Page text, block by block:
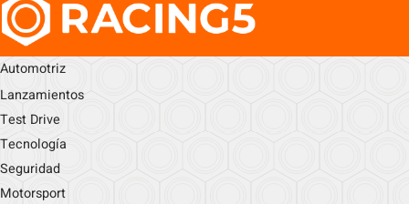
Automotriz
Lanzamientos
Test Drive
Tecnología
Seguridad
Motorsport